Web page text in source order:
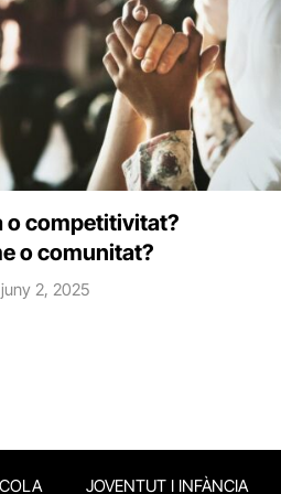
o competitivitat?
o comunitat?
juny 2, 2025
JOVENTUT I INFÀNCIA